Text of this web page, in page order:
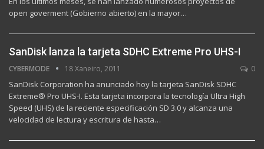
open goverment (Gobierno abierto) en la mayor…
SanDisk lanza la tarjeta SDHC Extreme Pro UHS-I
CYBERMODE 18 Xaneiro, 2011 0
SanDisk Corporation ha anunciado hoy la tarjeta SanDisk SDHC
Extreme® Pro UHS-I. Esta tarjeta incorpora la tecnología Ultra High
Speed (UHS) de la reciente especificación SD 3.0 y alcanza una
velocidad de lectura y escritura de hasta…